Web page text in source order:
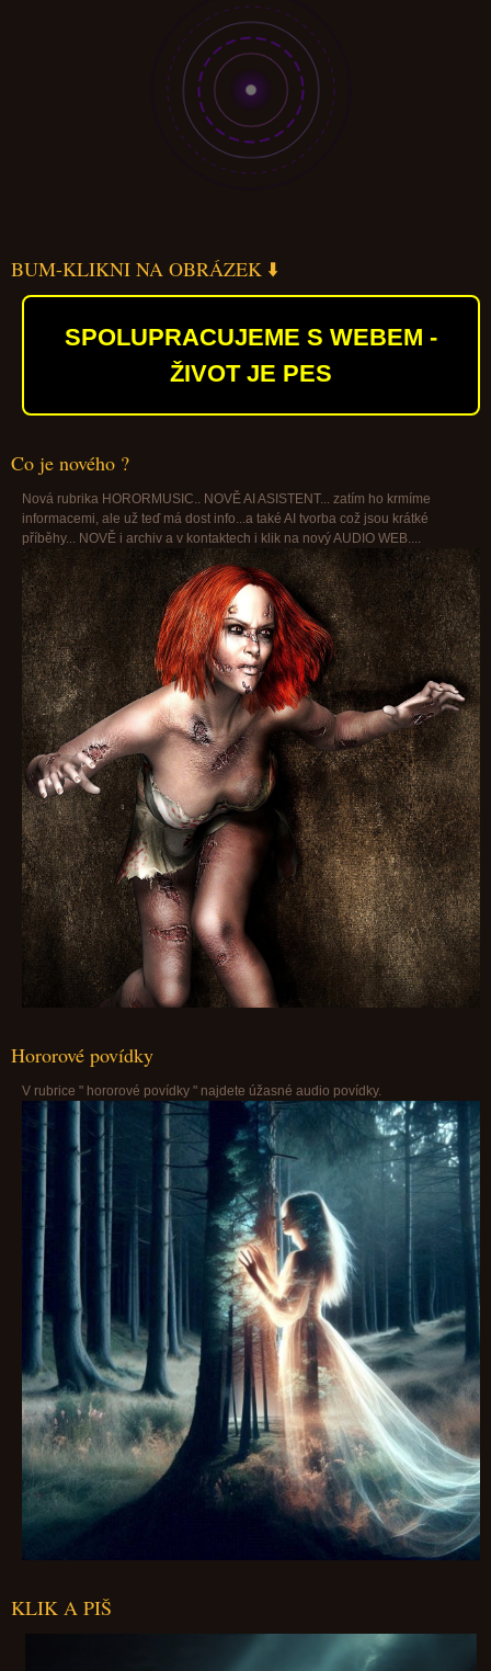
BUM-KLIKNI NA OBRÁZEK ⬇️
SPOLUPRACUJEME S WEBEM -
ŽIVOT JE PES
Co je nového ?
Nová rubrika HORORMUSIC.. NOVĚ AI ASISTENT... zatím ho krmíme
informacemi, ale už teď má dost info...a také AI tvorba což jsou krátké
příběhy... NOVĚ i archiv a v kontaktech i klik na nový AUDIO WEB....
Hororové povídky
V rubrice " hororové povídky " najdete úžasné audio povídky.
KLIK A PIŠ